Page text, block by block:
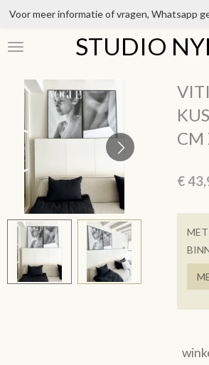
Ga
naar
hoofdinhoud
STUDIO
Voor meer informatie of vragen, Whatsapp
CM
€